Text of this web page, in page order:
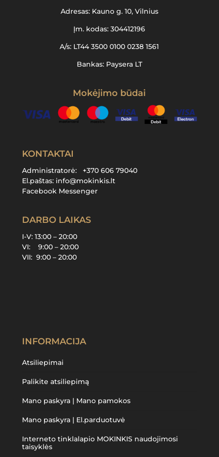
Adresas: Kauno g. 10, Vilnius
Įm. kodas: 304412196
A/s: LT44 3500 0100 0238 1561
Bankas: Paysera LT
Mokėjimo būdai
KONTAKTAI
Administratorė: +370 606 79040
El.paštas: info@mokinkis.lt
Facebook Messenger
DARBO LAIKAS
I-V: 13:00 – 20:00
VI: 9:00 – 20:00
VII: 9:00 – 20:00
INFORMACIJA
Atsiliepimai
Palikite atsiliepimą
Mano paskyra | Mano pamokos
Mano paskyra | El.parduotuvė
Interneto tinklalapio MOKINKIS naudojimosi
taisyklės